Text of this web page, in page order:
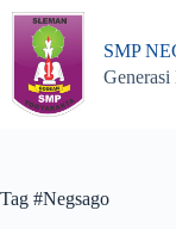
Skip
content
SMP
Tag #Negsago